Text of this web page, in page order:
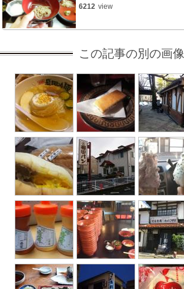
6212 view
この記事の別の画像